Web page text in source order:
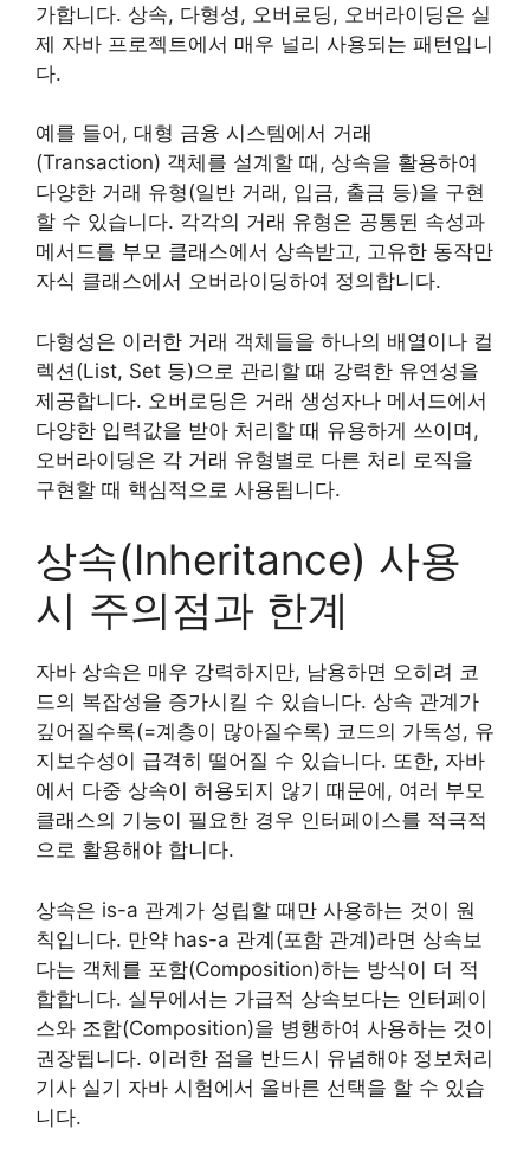
가합니다. 상속, 다형성, 오버로딩, 오버라이딩은 실
제 자바 프로젝트에서 매우 널리 사용되는 패턴입니
다.
예를 들어, 대형 금융 시스템에서 거래
(Transaction) 객체를 설계할 때, 상속을 활용하여
다양한 거래 유형(일반 거래, 입금, 출금 등)을 구현
할 수 있습니다. 각각의 거래 유형은 공통된 속성과
메서드를 부모 클래스에서 상속받고, 고유한 동작만
자식 클래스에서 오버라이딩하여 정의합니다.
다형성은 이러한 거래 객체들을 하나의 배열이나 컬
렉션(List, Set 등)으로 관리할 때 강력한 유연성을
제공합니다. 오버로딩은 거래 생성자나 메서드에서
다양한 입력값을 받아 처리할 때 유용하게 쓰이며,
오버라이딩은 각 거래 유형별로 다른 처리 로직을
구현할 때 핵심적으로 사용됩니다.
상속(Inheritance) 사용
시 주의점과 한계
자바 상속은 매우 강력하지만, 남용하면 오히려 코
드의 복잡성을 증가시킬 수 있습니다. 상속 관계가
깊어질수록(=계층이 많아질수록) 코드의 가독성, 유
지보수성이 급격히 떨어질 수 있습니다. 또한, 자바
에서 다중 상속이 허용되지 않기 때문에, 여러 부모
클래스의 기능이 필요한 경우 인터페이스를 적극적
으로 활용해야 합니다.
상속은 is-a 관계가 성립할 때만 사용하는 것이 원
칙입니다. 만약 has-a 관계(포함 관계)라면 상속보
다는 객체를 포함(Composition)하는 방식이 더 적
합합니다. 실무에서는 가급적 상속보다는 인터페이
스와 조합(Composition)을 병행하여 사용하는 것이
권장됩니다. 이러한 점을 반드시 유념해야 정보처리
기사 실기 자바 시험에서 올바른 선택을 할 수 있습
니다.